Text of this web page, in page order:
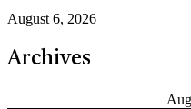
August 6, 2026
Archives